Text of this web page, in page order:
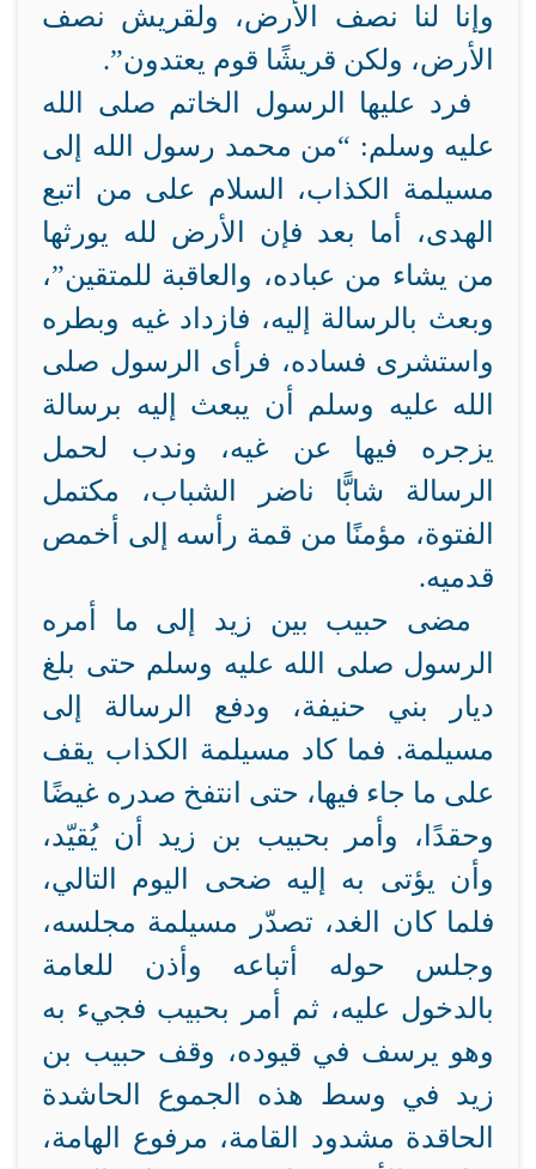
وإنا لنا نصف الأرض، ولقريش نصف
الأرض، ولكن قريشًا قوم يعتدون”.
فرد عليها الرسول الخاتم صلى الله
عليه وسلم: “من محمد رسول الله إلى
مسيلمة الكذاب، السلام على من اتبع
الهدى، أما بعد فإن الأرض لله يورثها
من يشاء من عباده، والعاقبة للمتقين”،
وبعث بالرسالة إليه، فازداد غيه وبطره
واستشرى فساده، فرأى الرسول صلى
الله عليه وسلم أن يبعث إليه برسالة
يزجره فيها عن غيه، وندب لحمل
الرسالة شابًّا ناضر الشباب، مكتمل
الفتوة، مؤمنًا من قمة رأسه إلى أخمص
قدميه.
مضى حبيب بين زيد إلى ما أمره
الرسول صلى الله عليه وسلم حتى بلغ
ديار بني حنيفة، ودفع الرسالة إلى
مسيلمة. فما كاد مسيلمة الكذاب يقف
على ما جاء فيها، حتى انتفخ صدره غيضًا
وحقدًا، وأمر بحبيب بن زيد أن يُقيّد،
وأن يؤتى به إليه ضحى اليوم التالي،
فلما كان الغد، تصدّر مسيلمة مجلسه،
وجلس حوله أتباعه وأذن للعامة
بالدخول عليه، ثم أمر بحبيب فجيء به
وهو يرسف في قيوده، وقف حبيب بن
زيد في وسط هذه الجموع الحاشدة
الحاقدة مشدود القامة، مرفوع الهامة،